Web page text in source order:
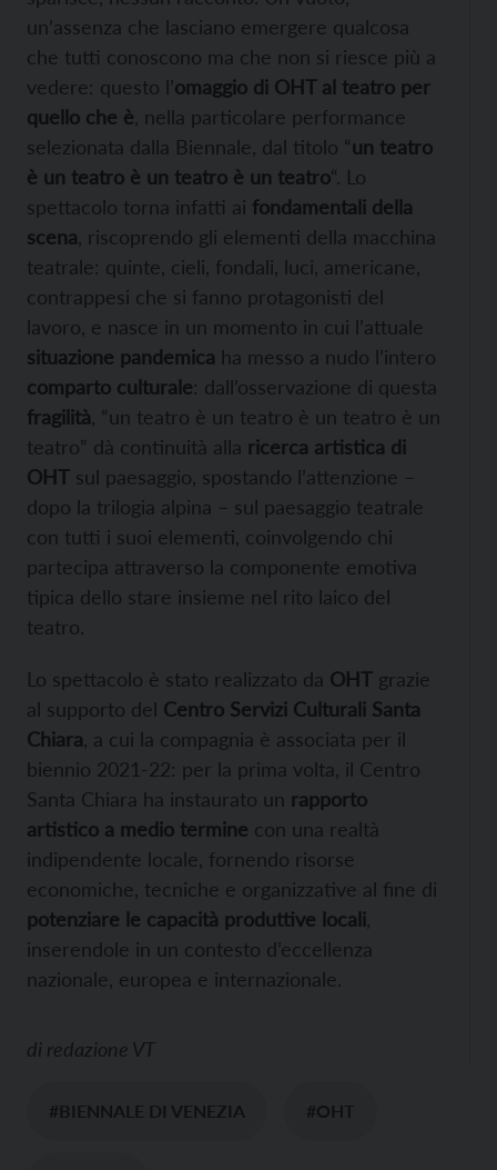
un’assenza che lasciano emergere qualcosa
che tutti conoscono ma che non si riesce più a
vedere: questo l’omaggio di OHT al teatro per
quello che è , nella particolare performance
selezionata dalla Biennale, dal titolo “un teatro
è un teatro è un teatro è un teatro“. Lo
spettacolo torna infatti ai fondamentali della
scena , riscoprendo gli elementi della macchina
teatrale: quinte, cieli, fondali, luci, americane,
contrappesi che si fanno protagonisti del
lavoro, e nasce in un momento in cui l’attuale
situazione pandemica ha messo a nudo l’intero
comparto culturale: dall’osservazione di questa
fragilità , “un teatro è un teatro è un teatro è un
teatro” dà continuità alla ricerca artistica di
OHT sul paesaggio, spostando l’attenzione –
dopo la trilogia alpina – sul paesaggio teatrale
con tutti i suoi elementi, coinvolgendo chi
partecipa attraverso la componente emotiva
tipica dello stare insieme nel rito laico del
teatro.
Lo spettacolo è stato realizzato da OHT grazie
al supporto del Centro Servizi Culturali Santa
Chiara , a cui la compagnia è associata per il
biennio 2021-22: per la prima volta, il Centro
Santa Chiara ha instaurato un rapporto
artistico a medio termine con una realtà
indipendente locale, fornendo risorse
economiche, tecniche e organizzative al fine di
potenziare le capacità produttive locali
inserendole in un contesto d’eccellenza
nazionale, europea e internazionale.
di redazione VT
#BIENNALE DI VENEZIA #OHT